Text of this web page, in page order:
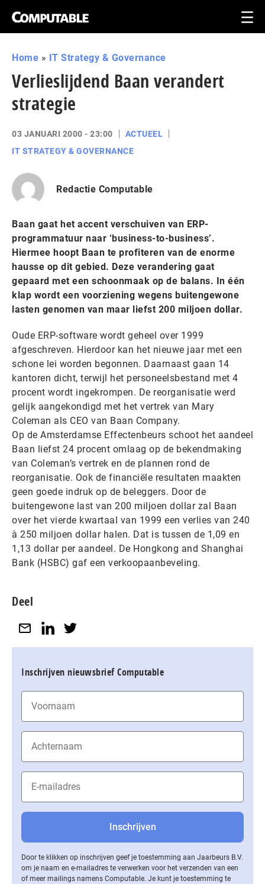
Home » IT Strategy & Governance
Verlieslijdend Baan verandert
strategie
03 JANUARI 2000 - 23:00
ACTUEEL
IT STRATEGY & GOVERNANCE
Redactie Computable
Baan gaat het accent verschuiven van ERP-
programmatuur naar ‘business-to-business’.
Hiermee hoopt Baan te profiteren van de enorme
hausse op dit gebied. Deze verandering gaat
gepaard met een schoonmaak op de balans. In één
klap wordt een voorziening wegens buitengewone
lasten genomen van maar liefst 200 miljoen dollar.
Oude ERP-software wordt geheel over 1999
afgeschreven. Hierdoor kan het nieuwe jaar met een
schone lei worden begonnen. Daarnaast gaan 14
kantoren dicht, terwijl het personeelsbestand met 4
procent wordt ingekrompen. De reorganisatie werd
gelijk aangekondigd met het vertrek van Mary
Coleman als CEO van Baan Company.
Op de Amsterdamse Effectenbeurs schoot het aandeel
Baan liefst 24 procent omlaag op de bekendmaking
van Coleman’s vertrek en de plannen rond de
reorganisatie. Ook de financiële resultaten maakten
geen goede indruk op de beleggers. Door de
buitengewone last van 200 miljoen dollar zal Baan
over het vierde kwartaal van 1999 een verlies van 240
à 250 miljoen dollar halen. Dat is tussen de 1,09 en
1,13 dollar per aandeel. De Hongkong and Shanghai
Bank (HSBC) gaf een verkoopaanbeveling.
Deel
Inschrijven nieuwsbrief Computable
Door te klikken op inschrijven geef je toestemming aan Jaarbeurs B.V.
om je naam en e-mailadres te verwerken voor het verzenden van een
of meer mailings namens Computable. Je kunt je toestemming te